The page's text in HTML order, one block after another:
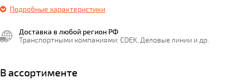
Подробные характеристики
Доставка в любой регион РФ
Транспортными компаниями: CDEK, Деловые линии и др.
В ассортименте